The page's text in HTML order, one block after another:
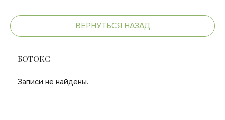
ВЕРНУТЬСЯ НАЗАД
БОТОКС
Записи не найдены.